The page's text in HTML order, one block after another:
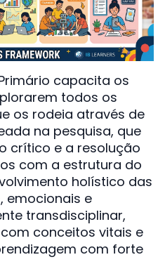
capacita os
todos os
os rodeia através de
na pesquisa, que
crítico e a resolução
com a estrutura do
holístico das
emocionais e
transdisciplinar,
conceitos vitais e
com forte